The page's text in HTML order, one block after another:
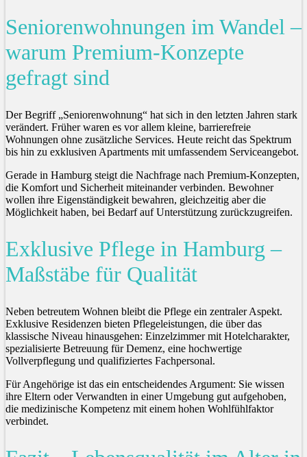
Seniorenwohnungen im Wandel –
warum Premium-Konzepte
gefragt sind
Der Begriff „Seniorenwohnung“ hat sich in den letzten Jahren stark
verändert. Früher waren es vor allem kleine, barrierefreie
Wohnungen ohne zusätzliche Services. Heute reicht das Spektrum
bis hin zu exklusiven Apartments mit umfassendem Serviceangebot.
Gerade in Hamburg steigt die Nachfrage nach Premium-Konzepten,
die Komfort und Sicherheit miteinander verbinden. Bewohner
wollen ihre Eigenständigkeit bewahren, gleichzeitig aber die
Möglichkeit haben, bei Bedarf auf Unterstützung zurückzugreifen.
Exklusive Pflege in Hamburg –
Maßstäbe für Qualität
Neben betreutem Wohnen bleibt die Pflege ein zentraler Aspekt.
Exklusive Residenzen bieten Pflegeleistungen, die über das
klassische Niveau hinausgehen: Einzelzimmer mit Hotelcharakter,
spezialisierte Betreuung für Demenz, eine hochwertige
Vollverpflegung und qualifiziertes Fachpersonal.
Für Angehörige ist das ein entscheidendes Argument: Sie wissen
ihre Eltern oder Verwandten in einer Umgebung gut aufgehoben,
die medizinische Kompetenz mit einem hohen Wohlfühlfaktor
verbindet.